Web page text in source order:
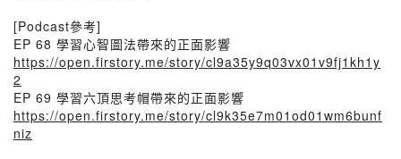
[Podcast參考]
EP 68 學習心智圖法帶來的正面影響
https://open.firstory.me/story/cl9a35y9q03vx01v9fj1kh1y
2
EP 69 學習六頂思考帽帶來的正面影響
https://open.firstory.me/story/cl9k35e7m01od01wm6bunf
niz